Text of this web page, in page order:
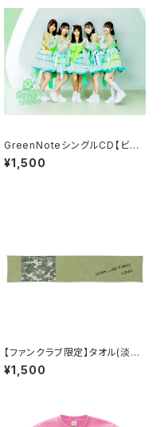
GreenNoteシングルCD【ビバ
ネバ】
¥1,500
【ファンクラブ限定】タオル(淡迷
彩)
¥1,500